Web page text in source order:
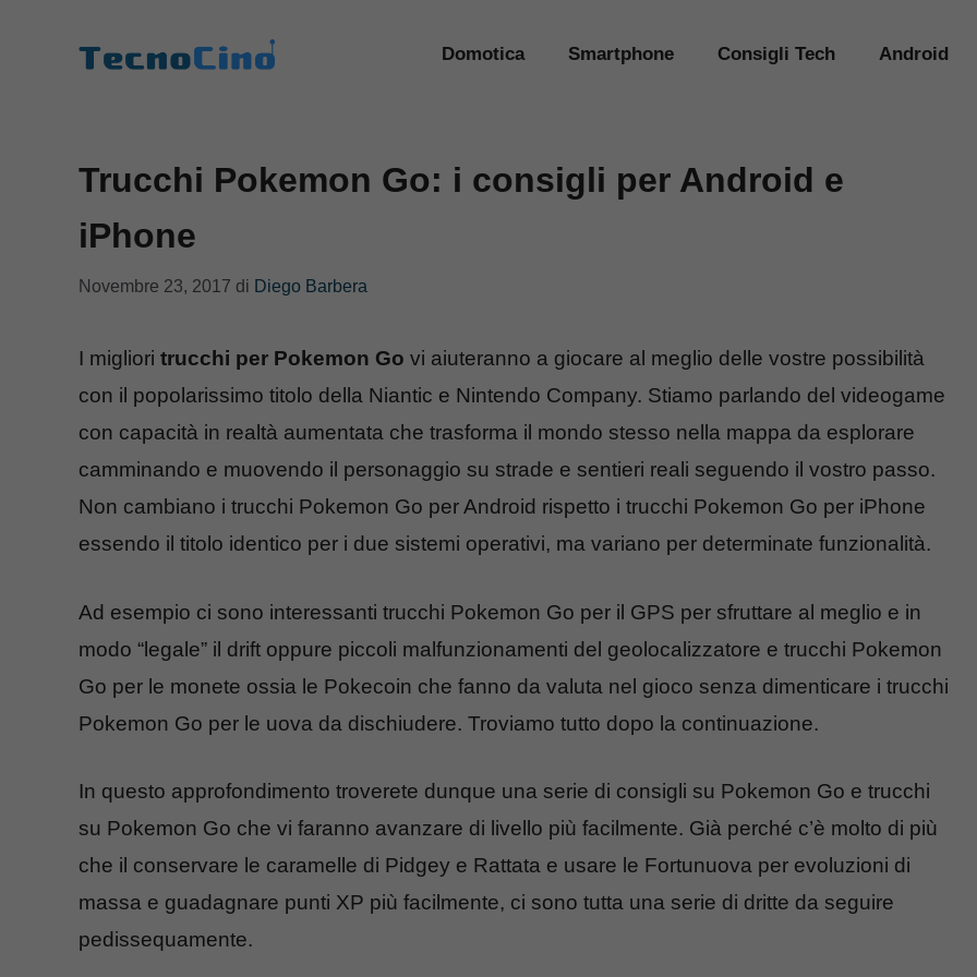
Domotica Smartphone Consigli Tech Android
Trucchi Pokemon Go: i consigli per Android e
iPhone
Novembre 23, 2017 di Diego Barbera
I migliori trucchi per Pokemon Go vi aiuteranno a giocare al meglio delle vostre possibilità
con il popolarissimo titolo della Niantic e Nintendo Company. Stiamo parlando del videogame
con capacità in realtà aumentata che trasforma il mondo stesso nella mappa da esplorare
camminando e muovendo il personaggio su strade e sentieri reali seguendo il vostro passo.
Non cambiano i trucchi Pokemon Go per Android rispetto i trucchi Pokemon Go per iPhone
essendo il titolo identico per i due sistemi operativi, ma variano per determinate funzionalità.
Ad esempio ci sono interessanti trucchi Pokemon Go per il GPS per sfruttare al meglio e in
modo “legale” il drift oppure piccoli malfunzionamenti del geolocalizzatore e trucchi Pokemon
Go per le monete ossia le Pokecoin che fanno da valuta nel gioco senza dimenticare i trucchi
Pokemon Go per le uova da dischiudere. Troviamo tutto dopo la continuazione.
In questo approfondimento troverete dunque una serie di consigli su Pokemon Go e trucchi
su Pokemon Go che vi faranno avanzare di livello più facilmente. Già perché c’è molto di più
che il conservare le caramelle di Pidgey e Rattata e usare le Fortunuova per evoluzioni di
massa e guadagnare punti XP più facilmente, ci sono tutta una serie di dritte da seguire
pedissequamente.